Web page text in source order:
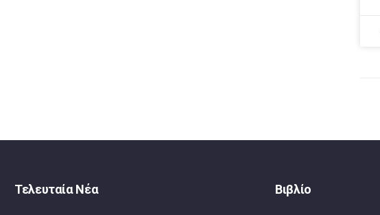
Τελευταία Νέα Βιβλίο